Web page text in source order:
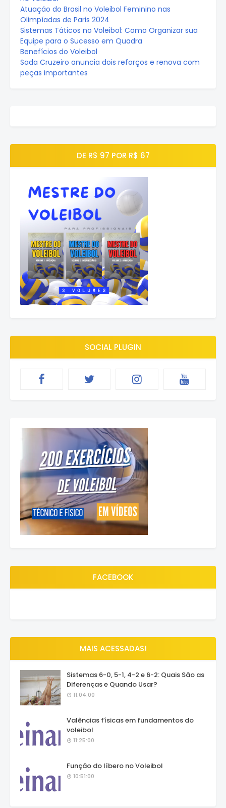
Atuação do Brasil no Voleibol Feminino nas
Olimpíadas de Paris 2024
Sistemas Táticos no Voleibol: Como Organizar sua
Equipe para o Sucesso em Quadra
Benefícios do Voleibol
Sada Cruzeiro anuncia dois reforços e renova com
peças importantes
DE R$ 97 POR R$ 67
SOCIAL PLUGIN
FACEBOOK
MAIS ACESSADAS!
Sistemas 6-0, 5-1, 4-2 e 6-2: Quais São as
Diferenças e Quando Usar?
11:04:00
Valências físicas em fundamentos do
voleibol
11:25:00
Função do líbero no Voleibol
10:51:00